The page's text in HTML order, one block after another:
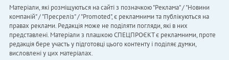
Матеріали, які розміщуються на сайті з позначкою "Реклама" / "Новини
компаній" / "Пресреліз" / "Promoted", є рекламними та публікуються на
правах реклами. Редакція може не поділяти погляди, які в них
представлені. Матеріали з плашкою СПЕЦПРОЄКТ є рекламними, проте
редакція бере участь у підготовці цього контенту і поділяє думки,
висловлені у цих матеріалах.